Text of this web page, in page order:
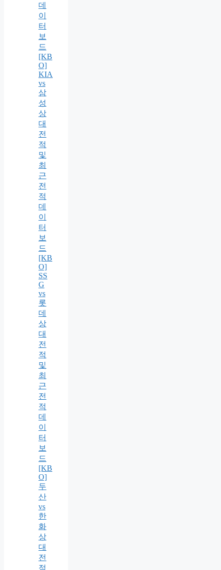
데
이
터
보
드
[KB
O]
KIA
vs
삼
성
상
대
전
적
및
최
근
전
적
데
이
터
보
드
[KB
O]
SS
G
vs
롯
데
상
대
전
적
및
최
근
전
적
데
이
터
보
드
[KB
O]
두
산
vs
한
화
상
대
전
적